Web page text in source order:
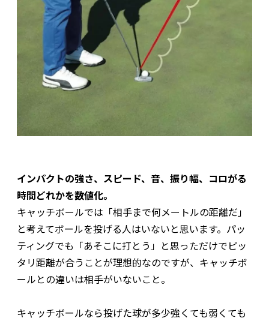
インパクトの強さ、スピード、音、振り幅、コロがる
時間どれかを数値化。
キャッチボールでは「相手まで何メートルの距離だ」
と考えてボールを投げる人はいないと思います。パッ
ティングでも「あそこに打とう」と思っただけでピッ
タリ距離が合うことが理想的なのですが、キャッチボ
ールとの違いは相手がいないこと。
キャッチボールなら投げた球が多少強くても弱くても